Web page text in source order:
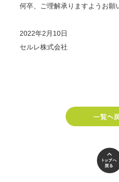
何卒、ご理解承りますようお願
2022年2月10日
セルレ株式会社